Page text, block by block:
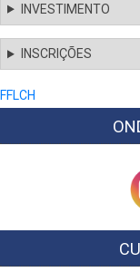
INVESTIMENTO
INSCRIÇÕES
FFLCH